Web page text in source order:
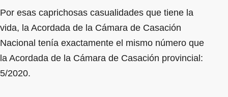
Por esas caprichosas casualidades que tiene la
vida, la Acordada de la Cámara de Casación
Nacional tenía exactamente el mismo número que
la Acordada de la Cámara de Casación provincial:
5/2020.